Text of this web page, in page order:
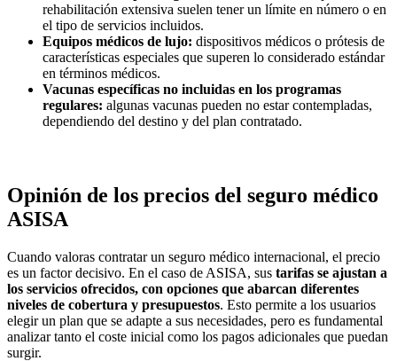
rehabilitación extensiva suelen tener un límite en número o en
el tipo de servicios incluidos.
Equipos médicos de lujo: dispositivos médicos o prótesis de
características especiales que superen lo considerado estándar
en términos médicos.
Vacunas específicas no incluidas en los programas
regulares: algunas vacunas pueden no estar contempladas,
dependiendo del destino y del plan contratado.
Opinión de los precios del seguro médico
ASISA
Cuando valoras contratar un seguro médico internacional, el precio
es un factor decisivo. En el caso de ASISA, sus tarifas se ajustan a
los servicios ofrecidos, con opciones que abarcan diferentes
niveles de cobertura y presupuestos. Esto permite a los usuarios
elegir un plan que se adapte a sus necesidades, pero es fundamental
analizar tanto el coste inicial como los pagos adicionales que puedan
surgir.